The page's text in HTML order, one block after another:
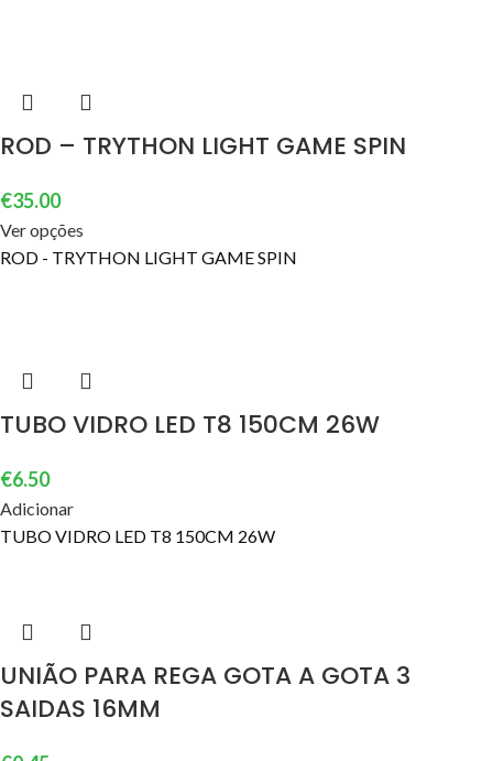
ROD – TRYTHON LIGHT GAME SPIN
€35.00
Ver opções
ROD - TRYTHON LIGHT GAME SPIN
TUBO VIDRO LED T8 150CM 26W
€6.50
Adicionar
TUBO VIDRO LED T8 150CM 26W
UNIÃO PARA REGA GOTA A GOTA 3
SAIDAS 16MM